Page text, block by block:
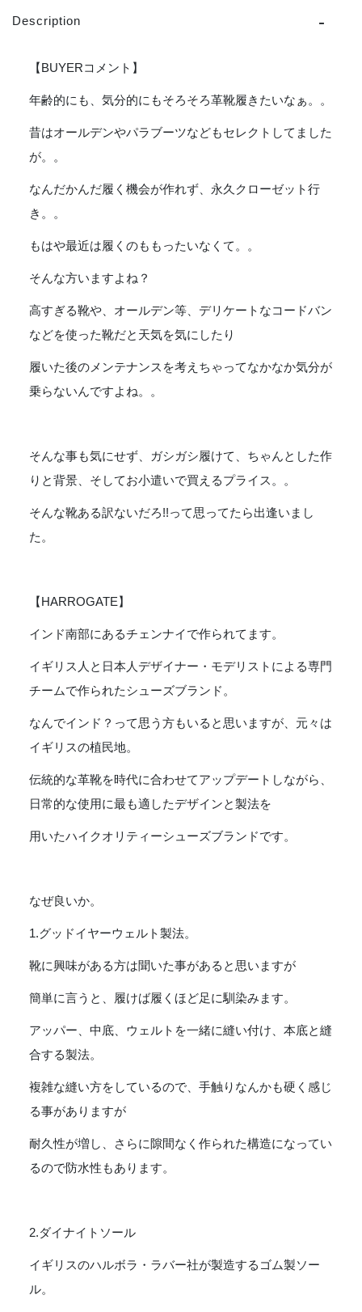
イ
KILBURN
BLACK
Description
【BUYERコメント】
年齢的にも、気分的にもそろそろ革靴履きたいなぁ。。
昔はオールデンやパラブーツなどもセレクトしてました
が。。
なんだかんだ履く機会が作れず、永久クローゼット行
き。。
もはや最近は履くのももったいなくて。。
そんな方いますよね？
高すぎる靴や、オールデン等、デリケートなコードバン
などを使った靴だと天気を気にしたり
履いた後のメンテナンスを考えちゃってなかなか気分が
乗らないんですよね。。
そんな事も気にせず、ガシガシ履けて、ちゃんとした作
りと背景、そしてお小遣いで買えるプライス。。
そんな靴ある訳ないだろ!!って思ってたら出逢いまし
た。
【HARROGATE】
インド南部にあるチェンナイで作られてます。
イギリス人と日本人デザイナー・モデリストによる専門
チームで作られたシューズブランド。
なんでインド？って思う方もいると思いますが、元々は
イギリスの植民地。
伝統的な革靴を時代に合わせてアップデートしながら、
日常的な使用に最も適したデザインと製法を
用いたハイクオリティーシューズブランドです。
なぜ良いか。
1.グッドイヤーウェルト製法。
靴に興味がある方は聞いた事があると思いますが
簡単に言うと、履けば履くほど足に馴染みます。
アッパー、中底、ウェルトを一緒に縫い付け、本底と縫
合する製法。
複雑な縫い方をしているので、手触りなんかも硬く感じ
る事がありますが
耐久性が増し、さらに隙間なく作られた構造になってい
るので防水性もあります。
2.ダイナイトソール
イギリスのハルボラ・ラバー社が製造するゴム製ソー
ル。